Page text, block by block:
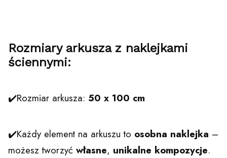
Rozmiary arkusza z naklejkami
ściennymi:
✔️Rozmiar arkusza: 50 x 100 cm
✔️Każdy element na arkuszu to osobna naklejka –
możesz tworzyć własne, unikalne kompozycje.